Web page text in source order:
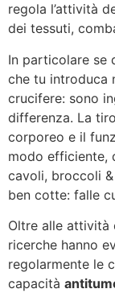
regola l’attività
dei tessuti,
In particolare se
che tu introduca
crucifere: sono
differenza. La
corporeo e il
modo efficiente,
cavoli, broccoli
ben cotte: falle
Oltre alle attività
ricerche hanno
regolarmente le
capacità